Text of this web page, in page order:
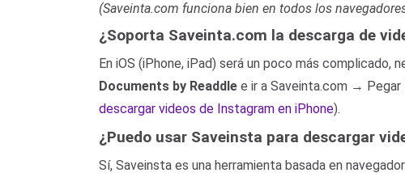
(Saveinta.com funciona bien en todos los
¿Soporta Saveinta.com la descarga de
En iOS (iPhone, iPad) será un poco más complicado,
Documents by Readdle e ir a Saveinta.com →
descargar videos de Instagram en iPhone).
¿Puedo usar Saveinsta para descargar
Sí, Saveinsta es una herramienta basada en